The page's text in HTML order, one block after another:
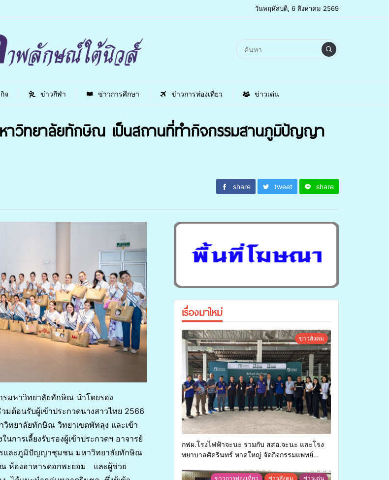
วันพฤหัสบดี, 6 สิงหาคม 2569
จ ข่าวกีฬา ข่าวการศึกษา ข่าวการท่องเที่ยว ข่าวเด่น
หาวิทยาลัยทักษิณ เป็นสถานที่ทำกิจกรรมสานภูมิปัญญา
share tweet share
มหาวิทยาลัยทักษิณ นำโดยรอง
ต้อนรับผู้เข้าประกวดนางสาวไทย 2566
ทยาลัยทักษิณ วิทยาเขตพัทลุง และเข้า
ารเลี้ยงรับรองผู้เข้าประกวดฯ อาจารย์
รและภูมิปัญญาชุมชน มหาวิทยาลัยทักษิณ
ณ ห้องอาหารดอกพะยอม และผู้ช่วย
เรื่องมาใหม่
ข่าวสังคม
กฟผ.โรงไฟฟ้าจะนะ ร่วมกับ สสอ.จะนะ และโรง
พยาบาลศิครินทร์ หาดใหญ่ จัดกิจกรรมแพทย์
ข่าวการท่องเที่ยว ข่าวสังคม ข่าวเด่น